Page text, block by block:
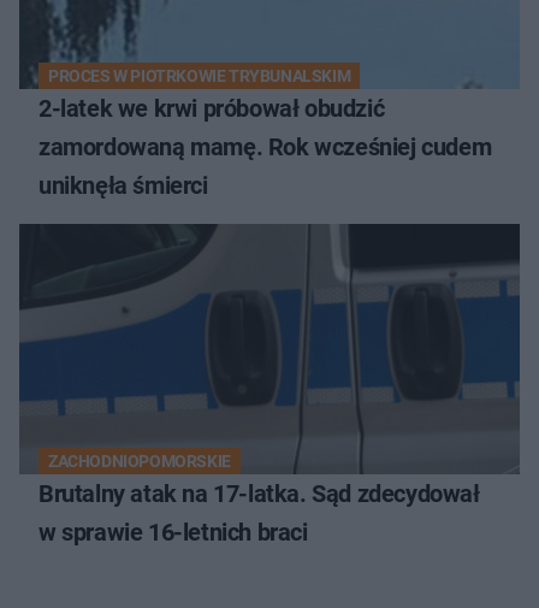
PROCES W PIOTRKOWIE TRYBUNALSKIM
2-latek we krwi próbował obudzić
zamordowaną mamę. Rok wcześniej cudem
uniknęła śmierci
ZACHODNIOPOMORSKIE
Brutalny atak na 17-latka. Sąd zdecydował
w sprawie 16-letnich braci